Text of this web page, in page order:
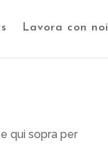
Lavora con noi
qui sopra per